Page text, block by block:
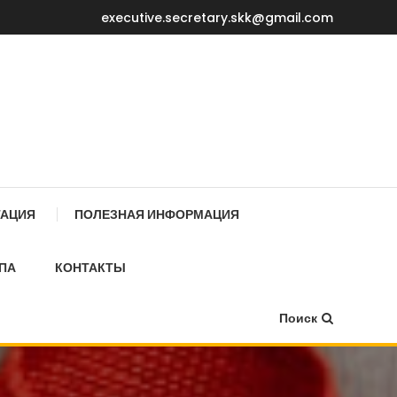
executive.secretary.skk@gmail.com
ПОЛЕЗНАЯ ИНФОРМАЦИЯ
КОНТАКТЫ
Поиск